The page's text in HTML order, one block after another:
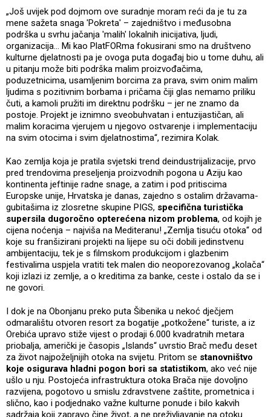
„Još uvijek pod dojmom ove suradnje moram reći da je tu za
mene sažeta snaga 'Pokreta' – zajedništvo i međusobna
podrška u svrhu jačanja 'malih' lokalnih inicijativa, ljudi,
organizacija... Mi kao PlatFORma fokusirani smo na društveno
kulturne djelatnosti pa je ovoga puta događaj bio u tome duhu, ali
u pitanju može biti podrška malim proizvođačima,
poduzetnicima, usamljenim borcima za prava, svim onim malim
ljudima s pozitivnim borbama i pričama čiji glas nemamo priliku
čuti, a kamoli pružiti im direktnu podršku – jer ne znamo da
postoje. Projekt je iznimno sveobuhvatan i entuzijastičan, ali
malim koracima vjerujem u njegovo ostvarenje i implementaciju
na svim otocima i svim djelatnostima“, rezimira Kolak.
Kao zemlja koja je pratila svjetski trend deindustrijalizacije, prvo
pred trendovima preseljenja proizvodnih pogona u Aziju kao
kontinenta jeftinije radne snage, a zatim i pod pritiscima
Europske unije, Hrvatska je danas, zajedno s ostalim državama-
gubitašima iz zlosretne skupine PIGS, specifična turistička
supersila dugoročno opterećena nizom problema, od kojih je
cijena noćenja – najviša na Mediteranu! „Zemlja tisuću otoka“ od
koje su franšizirani projekti na lijepe su oči dobili jedinstvenu
ambijentaciju, tek je s filmskom produkcijom i glazbenim
festivalima uspjela vratiti tek malen dio neoporezovanog „kolača“
koji izlazi iz zemlje, a o kreditima za banke, ceste i ostalo da se i
ne govori.
I dok je na Obonjanu preko puta Šibenika u nekoć dječjem
odmaralištu otvoren resort za bogatije „potkožene“ turiste, a iz
Orebića upravo stiže vijest o prodaji 6.000 kvadratnih metara
priobalja, američki je časopis „Islands“ uvrstio Brač među deset
za život najpoželjnijih otoka na svijetu. Pritom se stanovništvo
koje osigurava hladni pogon bori sa statistikom, ako već nije
ušlo u nju. Postojeća infrastruktura otoka Brača nije dovoljno
razvijena, pogotovo u smislu zdravstvene zaštite, prometnica i
slično, kao i podjednako važne kulturne ponude i bilo kakvih
sadržaja koji zapravo čine život, a ne preživljavanje na otoku.